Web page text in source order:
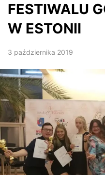
FESTIWALU
W ESTONII
3 października 2019